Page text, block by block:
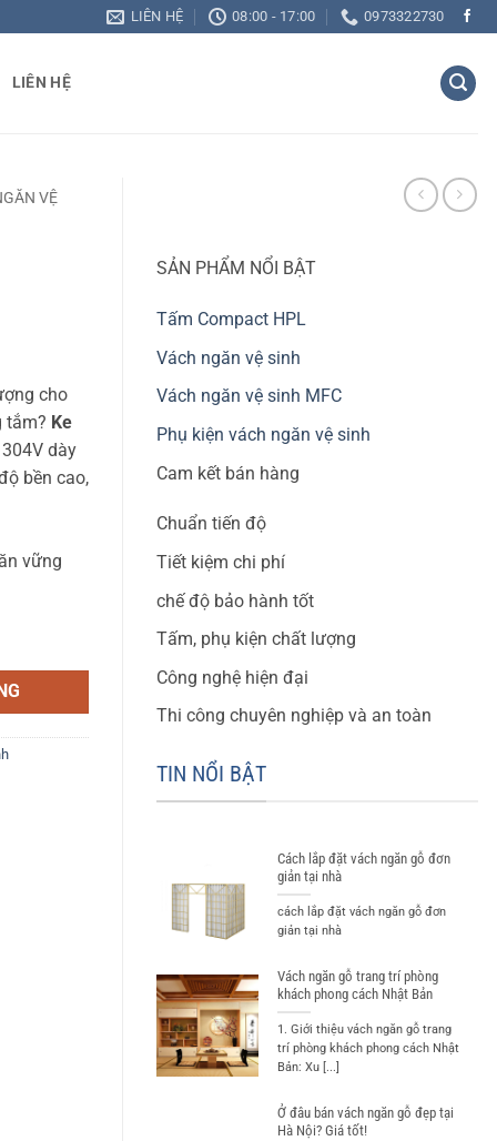
LIÊN HỆ 08:00 - 17:00 0973322730
LIÊN HỆ
VỆ
₫.
cho
tắm? Ke
dày
bền cao,
vững
SẢN PHẨM NỔI BẬT
Tấm Compact HPL
Vách ngăn vệ sinh
Vách ngăn vệ sinh MFC
Phụ kiện vách ngăn vệ sinh
Cam kết bán hàng
Chuẩn tiến độ
Tiết kiệm chi phí
chế độ bảo hành tốt
Tấm, phụ kiện chất lượng
Công nghệ hiện đại
Thi công chuyên nghiệp và an toàn
TIN NỔI BẬT
Cách lắp đặt vách ngăn gỗ đơn
giản tại nhà
cách lắp đặt vách ngăn gỗ đơn
giản tại nhà
Vách ngăn gỗ trang trí phòng
khách phong cách Nhật Bản
1. Giới thiệu vách ngăn gỗ trang
trí phòng khách phong cách Nhật
Bản: Xu [...]
Ở đâu bán vách ngăn gỗ đẹp tại
Hà Nội? Giá tốt!